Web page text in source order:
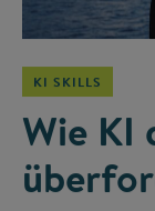
KI SKILLS
Wie KI